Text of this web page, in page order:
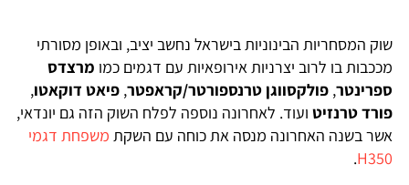
שוק המסחריות הבינוניות בישראל נחשב יציב, ובאופן מסורתי
מככבות בו לרוב יצרניות אירופאיות עם דגמים כמו מרצדס
ספרינטר, פולקסווגן טרנספורטר/קראפטר, פיאט דוקאטו,
פורד טרנזיט ועוד. לאחרונה נוספה לפלח השוק הזה גם יונדאי,
אשר בשנה האחרונה מנסה את כוחה עם השקת משפחת דגמי
H350
.